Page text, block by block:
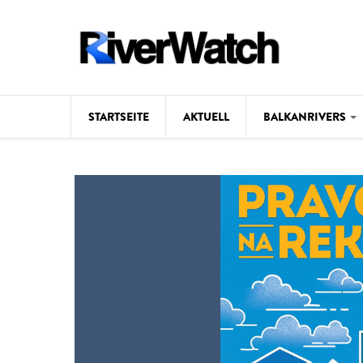
STARTSEITE AKTUELL BALKANRIVERS
Karte
Studien
Fotos
Videos
Aktuell